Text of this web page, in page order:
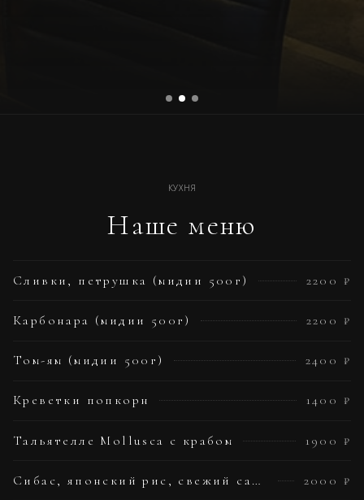
КУХНЯ
Наше меню
Сливки, петрушка (мидии 500г) 2200 ₽
Карбонара (мидии 500г) 2200 ₽
Том-ям (мидии 500г) 2400 ₽
Креветки попкорн 1400 ₽
Тальятелле Mollusca с крабом 1900 ₽
Сибас, японский рис, свежий салат 2000 ₽